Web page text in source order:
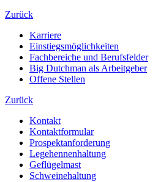
Zurück
Karriere
Einstiegsmöglichkeiten
Fachbereiche und Berufsfelder
Big Dutchman als Arbeitgeber
Offene Stellen
Zurück
Kontakt
Kontaktformular
Prospektanforderung
Legehennenhaltung
Geflügelmast
Schweinehaltung